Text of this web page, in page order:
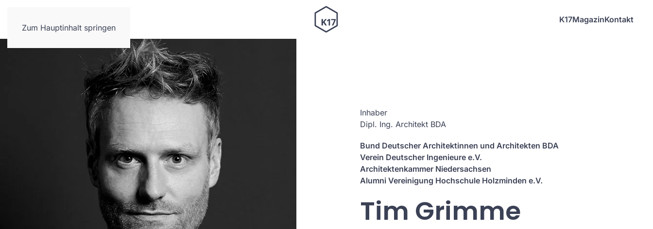
Zum Hauptinhalt springen
K17MagazinKontakt
Inhaber
Dipl. Ing. Architekt BDA
Bund Deutscher Architektinnen und Architekten BDA
Verein Deutscher Ingenieure e.V.
Architektenkammer Niedersachsen
Alumni Vereinigung Hochschule Holzminden e.V.
Tim Grimme